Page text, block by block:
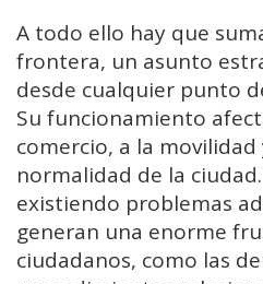
A todo ello hay que
frontera, un asunto
desde cualquier punto
Su funcionamiento
comercio, a la movilidad
normalidad de la
existiendo problemas
generan una enorme
ciudadanos, como las